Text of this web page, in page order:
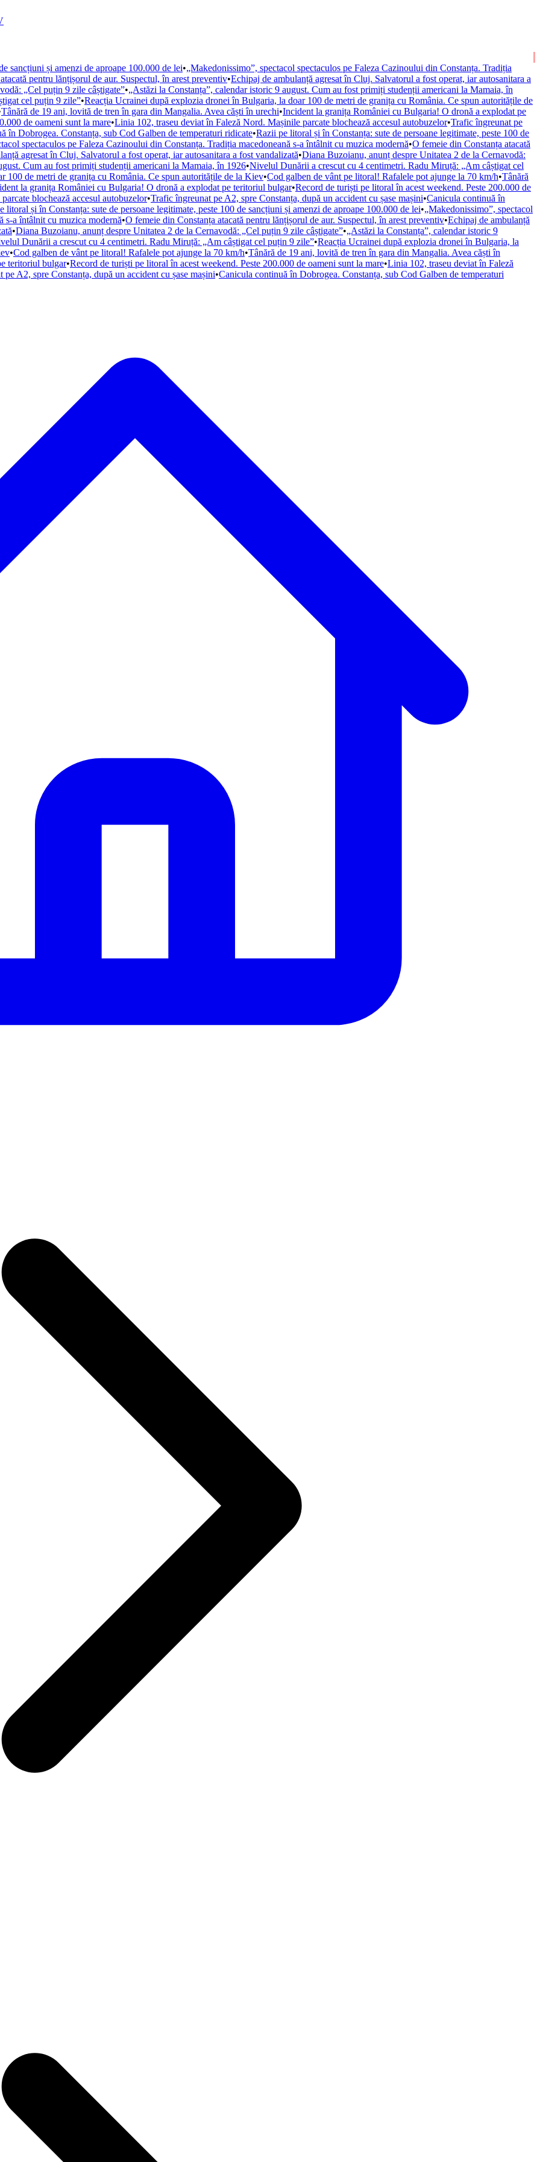
sancțiuni și amenzi de aproape 100.000 de lei•„Makedonissimo”, spectacol spectaculos pe Faleza Cazinoului din Constanța. Tradiția
pentru lănțișorul de aur. Suspectul, în arest preventiv•Echipaj de ambulanță agresat în Cluj. Salvatorul a fost operat, iar autosanitara a
„Cel puțin 9 zile câștigate”•„Astăzi la Constanța”, calendar istoric 9 august. Cum au fost primiți studenții americani la Mamaia, în
cel puțin 9 zile”•Reacția Ucrainei după explozia dronei în Bulgaria, la doar 100 de metri de granița cu România. Ce spun autoritățile de
Tânără de 19 ani, lovită de tren în gara din Mangalia. Avea căști în urechi•Incident la granița României cu Bulgaria! O dronă a explodat pe
de oameni sunt la mare•Linia 102, traseu deviat în Faleză Nord. Mașinile parcate blochează accesul autobuzelor•Trafic îngreunat pe
în Dobrogea. Constanța, sub Cod Galben de temperaturi ridicate•Razii pe litoral și în Constanța: sute de persoane legitimate, peste 100 de
spectaculos pe Faleza Cazinoului din Constanța. Tradiția macedoneană s-a întâlnit cu muzica modernă•O femeie din Constanța atacată
agresat în Cluj. Salvatorul a fost operat, iar autosanitara a fost vandalizată•Diana Buzoianu, anunț despre Unitatea 2 de la Cernavodă:
Cum au fost primiți studenții americani la Mamaia, în 1926•Nivelul Dunării a crescut cu 4 centimetri. Radu Miruță: „Am câștigat cel
de metri de granița cu România. Ce spun autoritățile de la Kiev•Cod galben de vânt pe litoral! Rafalele pot ajunge la 70 km/h•Tânără
la granița României cu Bulgaria! O dronă a explodat pe teritoriul bulgar•Record de turiști pe litoral în acest weekend. Peste 200.000 de
blochează accesul autobuzelor•Trafic îngreunat pe A2, spre Constanța, după un accident cu șase mașini•Canicula continuă în
litoral și în Constanța: sute de persoane legitimate, peste 100 de sancțiuni și amenzi de aproape 100.000 de lei•„Makedonissimo”, spectacol
s-a întâlnit cu muzica modernă•O femeie din Constanța atacată pentru lănțișorul de aur. Suspectul, în arest preventiv•Echipaj de ambulanță
•Diana Buzoianu, anunț despre Unitatea 2 de la Cernavodă: „Cel puțin 9 zile câștigate”•„Astăzi la Constanța”, calendar istoric 9
Dunării a crescut cu 4 centimetri. Radu Miruță: „Am câștigat cel puțin 9 zile”•Reacția Ucrainei după explozia dronei în Bulgaria, la
•Cod galben de vânt pe litoral! Rafalele pot ajunge la 70 km/h•Tânără de 19 ani, lovită de tren în gara din Mangalia. Avea căști în
teritoriul bulgar•Record de turiști pe litoral în acest weekend. Peste 200.000 de oameni sunt la mare•Linia 102, traseu deviat în Faleză
pe A2, spre Constanța, după un accident cu șase mașini•Canicula continuă în Dobrogea. Constanța, sub Cod Galben de temperaturi